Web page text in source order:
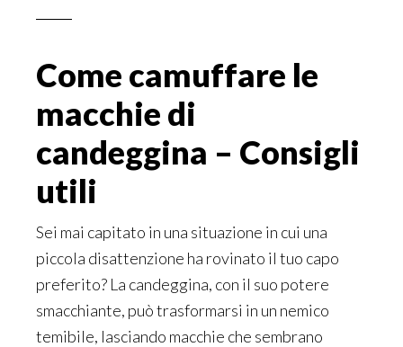
Come camuffare le
macchie di
candeggina – Consigli
utili
Sei mai capitato in una situazione in cui una
piccola disattenzione ha rovinato il tuo capo
preferito? La candeggina, con il suo potere
smacchiante, può trasformarsi in un nemico
temibile, lasciando macchie che sembrano